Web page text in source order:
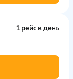
1 рейс в день